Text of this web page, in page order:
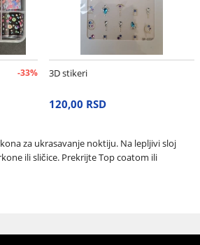
-33% 3D stikeri
120,00 RSD
za ukrasavanje noktiju. Na lepljivi sloj
ili sličice. Prekrijte Top coatom ili